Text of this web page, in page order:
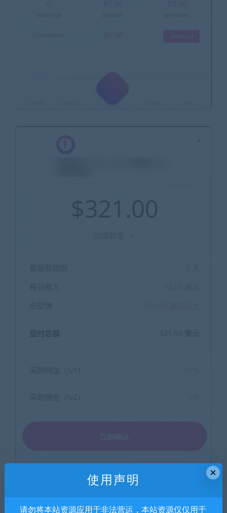
×
使用声明
请勿将本站资源应用于非法营运，本站资源仅仅用于